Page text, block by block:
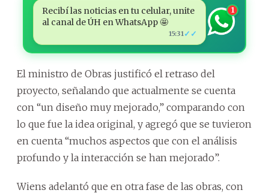
Recibí las noticias en tu celular, unite
al canal de ÚH en WhatsApp 🤩
15:31 ✓✓
1
El ministro de Obras justificó el retraso del
proyecto, señalando que actualmente se cuenta
con “un diseño muy mejorado,” comparando con
lo que fue la idea original, y agregó que se tuvieron
en cuenta “muchos aspectos que con el análisis
profundo y la interacción se han mejorado”.
Wiens adelantó que en otra fase de las obras, con